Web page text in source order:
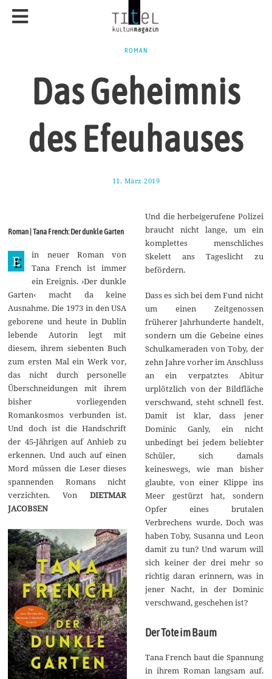
ROMAN
Das Geheimnis
des Efeuhauses
11. März 2019
ä
z
2
0
1
9
Roman | Tana French: Der dunkle Garten
E
in neuer Roman von
Tana French ist immer
ein Ereignis. ›Der dunkle
Garten‹ macht da keine
Ausnahme. Die 1973 in den USA
geborene und heute in Dublin
lebende Autorin legt mit
diesem, ihrem siebenten Buch
zum ersten Mal ein Werk vor,
das nicht durch personelle
Überschneidungen mit ihrem
bisher vorliegenden
Romankosmos verbunden ist.
Und doch ist die Handschrift
der 45-Jährigen auf Anhieb zu
erkennen. Und auch auf einen
Mord müssen die Leser dieses
spannenden Romans nicht
verzichten. VonDIETMAR
JACOBSEN
Und die herbeigerufene Polizei
braucht nicht lange, um ein
komplettes menschliches
Skelett ans Tageslicht zu
befördern.
Dass es sich bei dem Fund nicht
um einen Zeitgenossen
früherer Jahrhunderte handelt,
sondern um die Gebeine eines
Schulkameraden von Toby, der
zehn Jahre vorher im Anschluss
an ein verpatztes Abitur
urplötzlich von der Bildfläche
verschwand, steht schnell fest.
Damit ist klar, dass jener
Dominic Ganly, ein nicht
unbedingt bei jedem beliebter
Schüler, sich damals
keineswegs, wie man bisher
glaubte, von einer Klippe ins
Meer gestürzt hat, sondern
Opfer eines brutalen
Verbrechens wurde. Doch was
haben Toby, Susanna und Leon
damit zu tun? Und warum will
sich keiner der drei mehr so
richtig daran erinnern, was in
jener Nacht, in der Dominic
verschwand, geschehen ist?
Der Tote im Baum
Tana French baut die Spannung
in ihrem Roman langsam auf.